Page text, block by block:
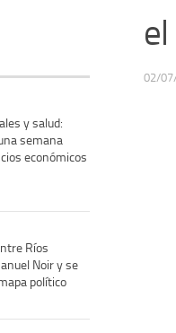
02/
y salud:
semana
económicos
Ríos
Noir y se
político